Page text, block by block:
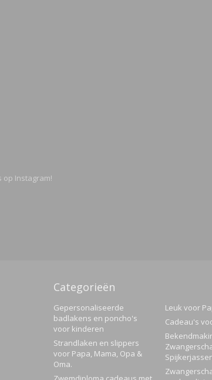
op Instagram!
Categorieën
Gepersonaliseerde
badlakens en poncho's
voor kinderen
Strandlaken en slippers
voor Papa, Mama, Opa &
Oma.
Leuk voor
Cadeau's